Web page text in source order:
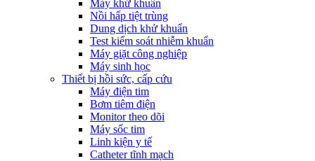
Máy khử khuẩn
Nồi hấp tiệt trùng
Dung dịch khử khuẩn
Test kiểm soát nhiễm khuẩn
Máy giặt công nghiệp
Máy sinh học
Thiết bị hồi sức, cấp cứu
Máy điện tim
Bơm tiêm điện
Monitor theo dõi
Máy sốc tim
Linh kiện y tế
Catheter tĩnh mạch